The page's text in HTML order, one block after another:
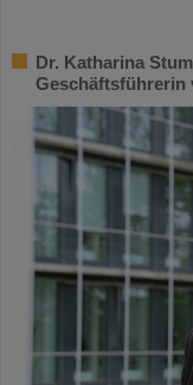
Dr. Katharina
Geschäftsführerin